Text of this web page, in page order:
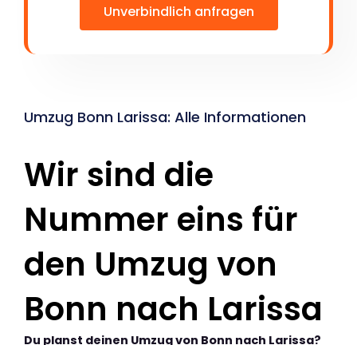
Unverbindlich anfragen
Umzug Bonn Larissa: Alle Informationen
Wir sind die
Nummer eins für
den Umzug von
Bonn nach Larissa
Du planst deinen Umzug von Bonn nach Larissa?